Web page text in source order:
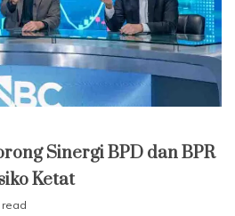
Sinergi BPD dan BPR
Ketat
read